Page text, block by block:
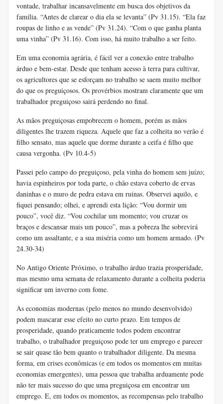
vontade, trabalhar incansavelmente em busca dos objetivos da
família. “Antes de clarear o dia ela se levanta” (Pv 31.15). “Ela faz
roupas de linho e as vende” (Pv 31.24). “Com o que ganha planta
uma vinha” (Pv 31.16). Com isso, há muito trabalho a ser feito.
Em uma economia agrária, é fácil ver a conexão entre trabalho
árduo e bem-estar. Desde que tenham acesso à terra para cultivar,
os agricultores que se esforçam no trabalho se saem muito melhor
do que os preguiçosos. Os provérbios mostram claramente que um
trabalhador preguiçoso sairá perdendo no final.
As mãos preguiçosas empobrecem o homem, porém as mãos
diligentes lhe trazem riqueza. Aquele que faz a colheita no verão é
filho sensato, mas aquele que dorme durante a ceifa é filho que
causa vergonha. (Pv 10.4-5)
Passei pelo campo do preguiçoso, pela vinha do homem sem juízo;
havia espinheiros por toda parte, o chão estava coberto de ervas
daninhas e o muro de pedra estava em ruínas. Observei aquilo, e
fiquei pensando; olhei, e aprendi esta lição: “Vou dormir um
pouco”, você diz. “Vou cochilar um momento; vou cruzar os
braços e descansar mais um pouco”, mas a pobreza lhe sobrevirá
como um assaltante, e a sua miséria como um homem armado. (Pv
24.30-34)
No Antigo Oriente Próximo, o trabalho árduo trazia prosperidade,
mas mesmo uma semana de relaxamento durante a colheita poderia
significar um inverno com fome.
As economias modernas (pelo menos no mundo desenvolvido)
podem mascarar esse efeito no curto prazo. Em tempos de
prosperidade, quando praticamente todos podem encontrar
trabalho, o trabalhador preguiçoso pode ter um emprego e parecer
se sair quase tão bem quanto o trabalhador diligente. Da mesma
forma, em crises econômicas (e em todos os momentos em muitas
economias emergentes), uma pessoa que trabalha arduamente pode
não ter mais sucesso do que uma preguiçosa em encontrar um
emprego. E, em todos os momentos, as recompensas pelo trabalho